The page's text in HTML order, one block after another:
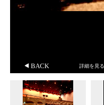
BACK 詳細を見る